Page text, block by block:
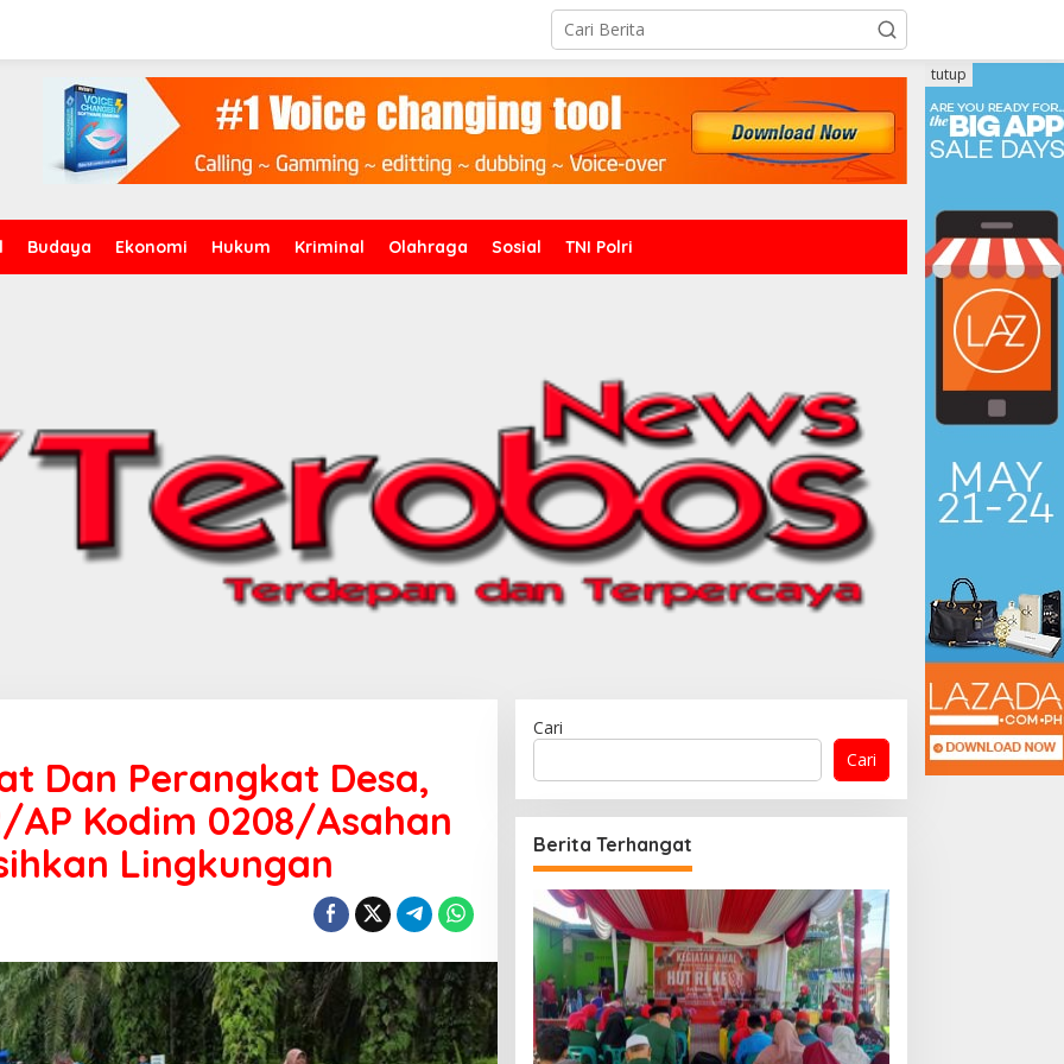
Budaya Ekonomi Hukum Kriminal Olahraga Sosial TNI Polri
tutup
Dan Perangkat Desa,
AP Kodim 0208/Asahan
Lingkungan
Cari
Cari
Berita Terhangat